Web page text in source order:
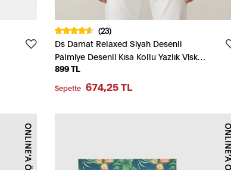
(23)
Ds Damat Relaxed Siyah Desenli
Palmiye Desenli Kısa Kollu Yazlık Viskon
Gömlek
899 TL
Sepette 674,25 TL